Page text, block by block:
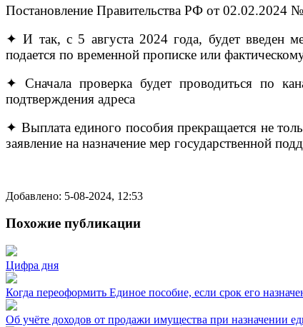
Постановление Правительства РФ от 02.02.2024
✦ И так, с 5 августа 2024 года, будет введен
подается по временной прописке или
✦ Сначала проверка будет проводиться по
подтверждения адреса
✦ Выплата единого пособия прекращается не
заявление на назначение мер государственной
Добавлено: 5-08-2024, 12:53
Похожие публикации
Цифра дня
Когда переоформить Единое пособие, если срок его
Об учёте доходов от продажи имущества при назначении